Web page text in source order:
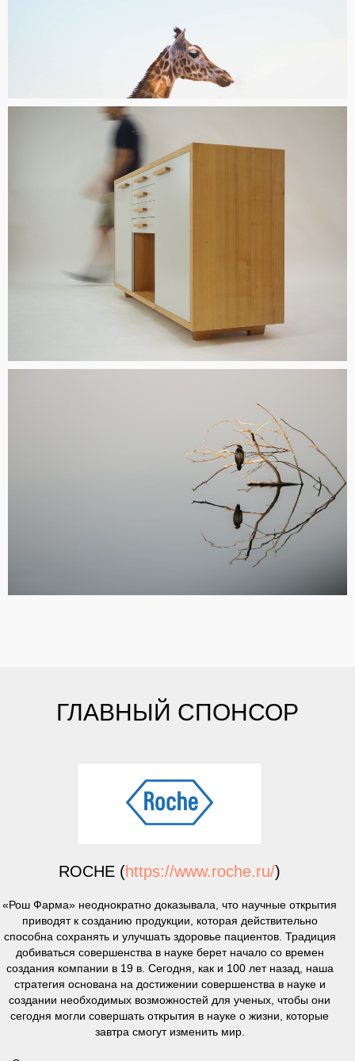
ГЛАВНЫЙ СПОНСОР
ROCHE (https://www.roche.ru/)
«Рош Фарма» неоднократно доказывала, что научные открытия
приводят к созданию продукции, которая действительно
способна сохранять и улучшать здоровье пациентов. Традиция
добиваться совершенства в науке берет начало со времен
создания компании в 19 в. Сегодня, как и 100 лет назад, наша
стратегия основана на достижении совершенства в науке и
создании необходимых возможностей для ученых, чтобы они
сегодня могли совершать открытия в науке о жизни, которые
завтра смогут изменить мир.